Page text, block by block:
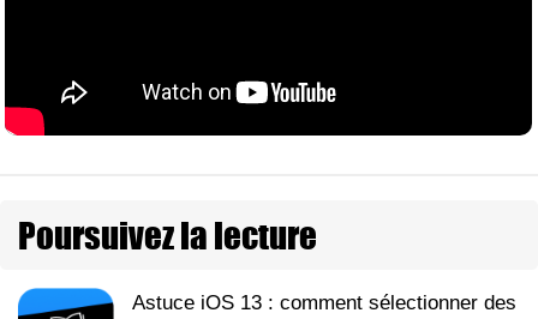
Poursuivez la lecture
Astuce iOS 13 : comment sélectionner des